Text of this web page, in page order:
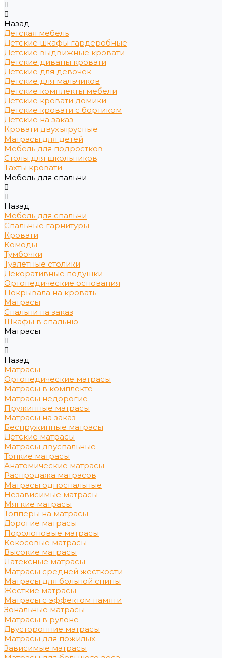
Назад
Детская мебель
Детские шкафы гардеробные
Детские выдвижные кровати
Детские диваны кровати
Детские для девочек
Детские для мальчиков
Детские комплекты мебели
Детские кровати домики
Детские кровати с бортиком
Детские на заказ
Кровати двухъярусные
Матрасы для детей
Мебель для подростков
Столы для школьников
Тахты кровати
Мебель для спальни
Назад
Мебель для спальни
Спальные гарнитуры
Кровати
Комоды
Тумбочки
Туалетные столики
Декоративные подушки
Ортопедические основания
Покрывала на кровать
Матрасы
Спальни на заказ
Шкафы в спальню
Матрасы
Назад
Матрасы
Ортопедические матрасы
Матрасы в комплекте
Матрасы недорогие
Пружинные матрасы
Матрасы на заказ
Беспружинные матрасы
Детские матрасы
Матрасы двуспальные
Тонкие матрасы
Анатомические матрасы
Распродажа матрасов
Матрасы односпальные
Независимые матрасы
Мягкие матрасы
Топперы на матрасы
Дорогие матрасы
Поролоновые матрасы
Кокосовые матрасы
Высокие матрасы
Латексные матрасы
Матрасы средней жесткости
Матрасы для больной спины
Жесткие матрасы
Матрасы с эффектом памяти
Зональные матрасы
Матрасы в рулоне
Двусторонние матрасы
Матрасы для пожилых
Зависимые матрасы